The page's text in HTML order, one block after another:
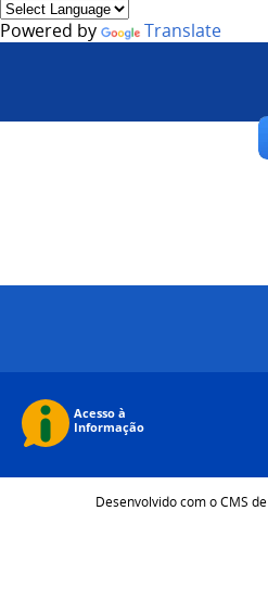
Powered by Translate
Desenvolvido com o CMS